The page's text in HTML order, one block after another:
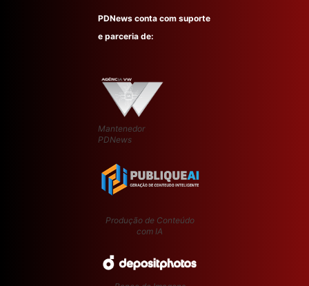
PDNews conta com suporte
e parceria de:
Mantenedor
PDNews
Produção de Conteúdo
com IA